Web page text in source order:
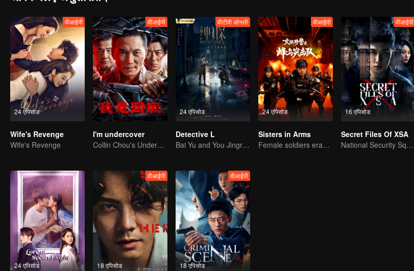
24 एपिसोड
वीआईपी
Wife's Revenge
Wife's Revenge
वीआईपी
I'm undercover
Collin Chou's Undercover War
24 एपिसोड
वीटीवी ओनली
Detective L
Bai Yu and You Jingru Became the super detective
24 एपिसोड
वीआईपी
Sisters in Arms
Female soldiers eradicating crime
16 एपिसोड
वीआईपी
Secret Files Of XSA
National Security Squad Smashes Spy Conspiracy
24 एपिसोड 18 एपिसोड
वीआईपी
18 एपिसोड
वीआईपी